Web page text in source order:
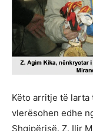
Këto arritje të
vlerësohen edhe
Shqipërisë. Z. Ilir